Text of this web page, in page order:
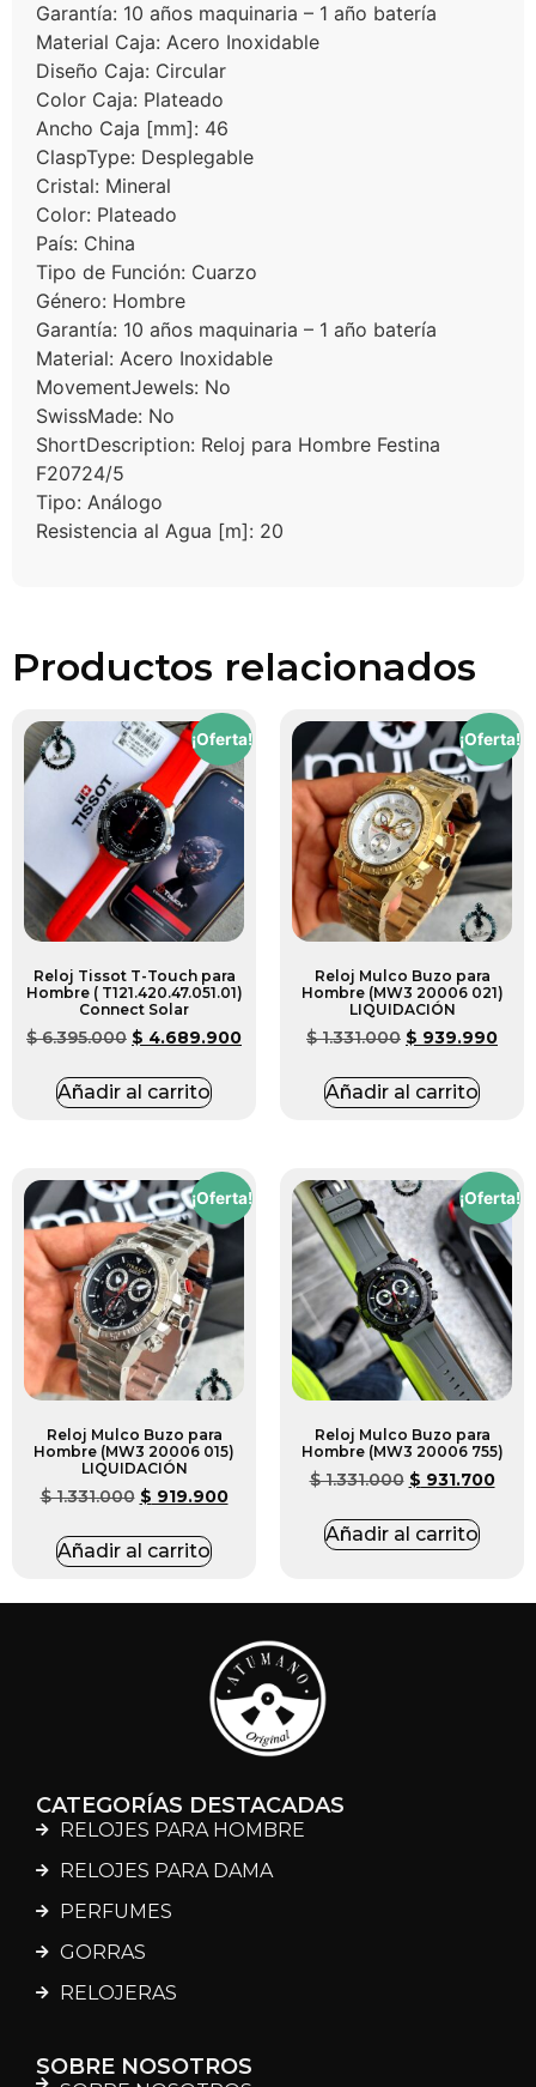
Garantía: 10 años maquinaria – 1 año batería
Material Caja: Acero Inoxidable
Diseño Caja: Circular
Color Caja: Plateado
Ancho Caja [mm]: 46
ClaspType: Desplegable
Cristal: Mineral
Color: Plateado
País: China
Tipo de Función: Cuarzo
Género: Hombre
Garantía: 10 años maquinaria – 1 año batería
Material: Acero Inoxidable
MovementJewels: No
SwissMade: No
ShortDescription: Reloj para Hombre Festina
F20724/5
Tipo: Análogo
Resistencia al Agua [m]: 20
Productos relacionados
¡Oferta!
Reloj Tissot T-Touch para
Hombre ( T121.420.47.051.01)
Connect Solar
$6.395.000 $ 4.689.900
Añadir al carrito
¡Oferta!
Reloj Mulco Buzo para
Hombre (MW3 20006 021)
LIQUIDACIÓN
$1.331.000 $ 939.990
Añadir al carrito
¡Oferta!
Reloj Mulco Buzo para
Hombre (MW3 20006 015)
LIQUIDACIÓN
$1.331.000 $ 919.900
Añadir al carrito
¡Oferta!
Reloj Mulco Buzo para
Hombre (MW3 20006 755)
$1.331.000 $ 931.700
Añadir al carrito
CATEGORÍAS DESTACADAS
RELOJES PARA HOMBRE
RELOJES PARA DAMA
PERFUMES
GORRAS
RELOJERAS
SOBRE NOSOTROS